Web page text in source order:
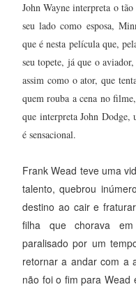
John Wayne interpreta o
seu lado como esposa,
que é nesta película que,
seu topete, já que o
assim como o ator, que
quem rouba a cena no
que interpreta John Dodge,
é sensacional.
Frank Wead teve uma
talento, quebrou
destino ao cair e
filha que chorava
paralisado por um
retornar a andar com a
não foi o fim para Wead